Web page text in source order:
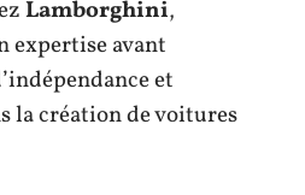
Lamborghini,
expertise avant
et
la création de voitures